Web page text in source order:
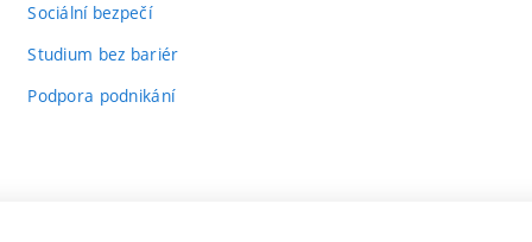
Sociální bezpečí
Studium bez bariér
Podpora podnikání